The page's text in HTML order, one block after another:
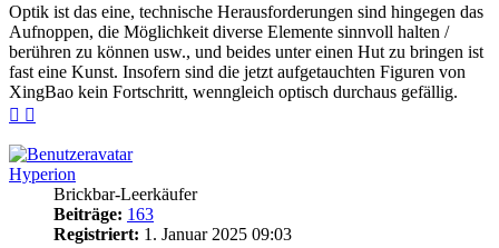
Optik ist das eine, technische Herausforderungen sind hingegen das
Aufnoppen, die Möglichkeit diverse Elemente sinnvoll halten /
berühren zu können usw., und beides unter einen Hut zu bringen ist
fast eine Kunst. Insofern sind die jetzt aufgetauchten Figuren von
XingBao kein Fortschritt, wenngleich optisch durchaus gefällig.
Nach
(Seite)
(Beitrag)
Hyperion
Brickbar-Leerkäufer
Beiträge: 163
Registriert: 1. Januar 2025 09:03